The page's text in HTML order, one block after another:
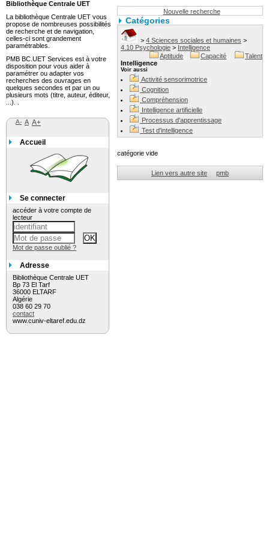
Nouvelle recherche
Catégories
> 4 Sciences sociales et humaines >
4.10 Psychologie > Intelligence
Aptitude
Capacité
Talent
Intelligence
Voir aussi
Activité sensorimotrice
Cognition
Compréhension
Intelligence artificielle
Processus d'apprentissage
Test d'intelligence
catégorie vide
Lien vers autre site pmb
Bibliothèque Centrale UET
La bibliothèque Centrale UET vous
propose de nombreuses possibilités
de recherche et de navigation,
celles-ci sont grandement
paramétrables.
PMB BC.UET Services est à votre
disposition pour vous aider à
paramétrer ou adapter vos
recherches des ouvrages en
quelques secondes et par un ou
plusieurs mots (titre, auteur, éditeur,
...). .
A- A A+
Accueil
Se connecter
accéder à votre compte de
lecteur
Mot de passe oublié ?
Adresse
Bibliothèque Centrale UET
Bp 73 El Tarf
36000 ELTARF
Algérie
038 60 29 70
contact
www.cuniv-eltaref.edu.dz